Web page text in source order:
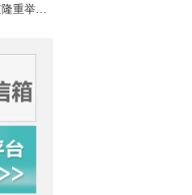
庆祝中国共产党成立105周年大会在京隆重举行 习近平发表重要讲话